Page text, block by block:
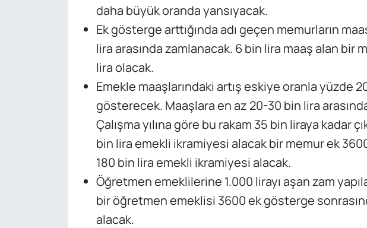
daha büyük oranda yansıyacak.
Ek gösterge arttığında adı geçen memurların
lira arasında zamlanacak. 6 bin lira maaş alan bir
lira olacak.
Emekle maaşlarındaki artış eskiye oranla yüzde
gösterecek. Maaşlara en az 20-30 bin lira
Çalışma yılına göre bu rakam 35 bin liraya kadar
bin lira emekli ikramiyesi alacak bir memur ek
180 bin lira emekli ikramiyesi alacak.
Öğretmen emeklilerine 1.000 lirayı aşan zam
bir öğretmen emeklisi 3600 ek gösterge
alacak.